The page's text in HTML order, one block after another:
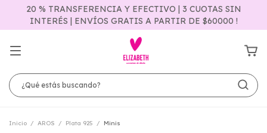
20 % TRANSFERENCIA Y EFECTIVO | 3 CUOTAS SIN
INTERÉS | ENVÍOS GRATIS A PARTIR DE $60000 !
Inicio / AROS / Plata 925 / Minis